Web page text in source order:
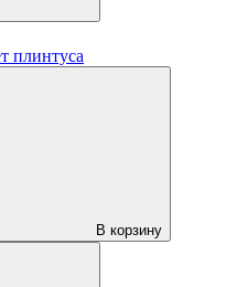
плинтуса
В корзину